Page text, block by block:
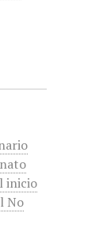
inicio
No